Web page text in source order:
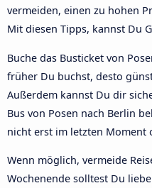
vermeiden, einen zu hohen
Mit diesen Tipps, kannst Du
Buche das Busticket von
früher Du buchst, desto
Außerdem kannst Du dir
Bus von Posen nach Berlin
nicht erst im letzten Moment
Wenn möglich, vermeide
Wochenende solltest Du